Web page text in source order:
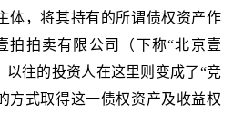
体，将其持有的所谓债权资产作
拍拍卖有限公司（下称“北京壹
以往的投资人在这里则变成了“竞
方式取得这一债权资产及收益权